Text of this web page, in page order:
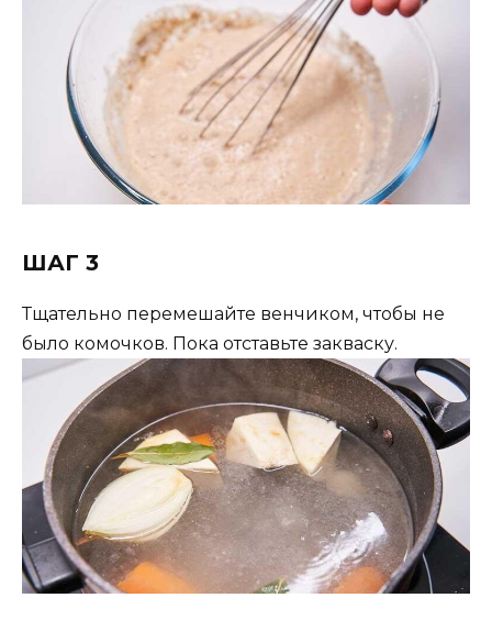
ШАГ 3
Тщательно перемешайте венчиком, чтобы не
было комочков. Пока отставьте закваску.